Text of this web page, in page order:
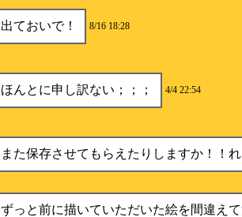
出ておいで！ 8/16 18:28
ほんとに申し訳ない；；； 4/4 22:54
また保存させてもらえたりしますか！！
ずっと前に描いていただいた絵を間違え